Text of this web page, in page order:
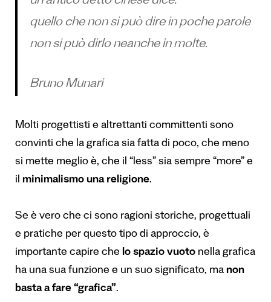
quello che non si può dire in poche parole
non si può dirlo neanche in molte.
Bruno Munari
Molti progettisti e altrettanti committenti sono
convinti che la grafica sia fatta di poco, che meno
si mette meglio è, che il “less” sia sempre “more” e
il minimalismo una religione.
Se è vero che ci sono ragioni storiche, progettuali
e pratiche per questo tipo di approccio, è
importante capire che lo spazio vuoto nella grafica
ha una sua funzione e un suo significato, ma non
basta a fare “grafica”.